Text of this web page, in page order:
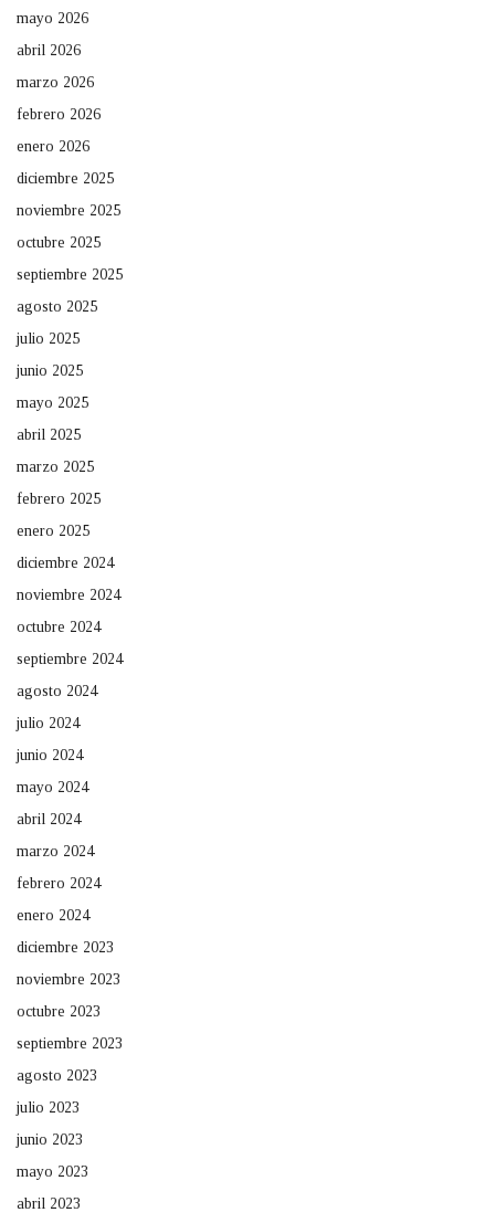
mayo 2026
abril 2026
marzo 2026
febrero 2026
enero 2026
diciembre 2025
noviembre 2025
octubre 2025
septiembre 2025
agosto 2025
julio 2025
junio 2025
mayo 2025
abril 2025
marzo 2025
febrero 2025
enero 2025
diciembre 2024
noviembre 2024
octubre 2024
septiembre 2024
agosto 2024
julio 2024
junio 2024
mayo 2024
abril 2024
marzo 2024
febrero 2024
enero 2024
diciembre 2023
noviembre 2023
octubre 2023
septiembre 2023
agosto 2023
julio 2023
junio 2023
mayo 2023
abril 2023